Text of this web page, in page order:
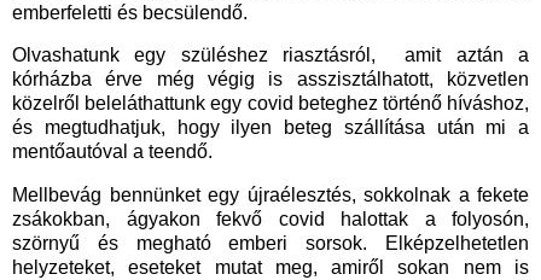
emberfeletti és becsülendő.
Olvashatunk egy szüléshez riasztásról, amit aztán a
kórházba érve még végig is asszisztálhatott, közvetlen
közelről beleláthattunk egy covid beteghez történő híváshoz,
és megtudhatjuk, hogy ilyen beteg szállítása után mi a
mentőautóval a teendő.
Mellbevág bennünket egy újraélesztés, sokkolnak a fekete
zsákokban, ágyakon fekvő covid halottak a folyosón,
szörnyű és megható emberi sorsok. Elképzelhetetlen
helyzeteket, eseteket mutat meg, amiről sokan nem is